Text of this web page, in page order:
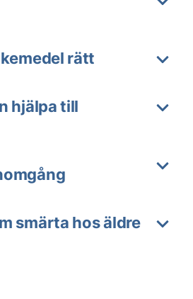
rätt
hjälpa till
smärta hos äldre